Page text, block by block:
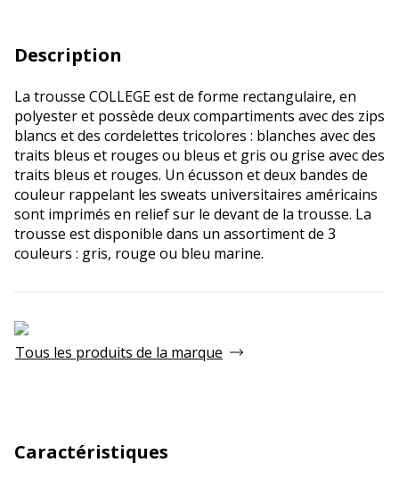
Description
La trousse COLLEGE est de forme rectangulaire, en
polyester et possède deux compartiments avec des zips
blancs et des cordelettes tricolores : blanches avec des
traits bleus et rouges ou bleus et gris ou grise avec des
traits bleus et rouges. Un écusson et deux bandes de
couleur rappelant les sweats universitaires américains
sont imprimés en relief sur le devant de la trousse. La
trousse est disponible dans un assortiment de 3
couleurs : gris, rouge ou bleu marine.
Tous les produits de la marque
Caractéristiques